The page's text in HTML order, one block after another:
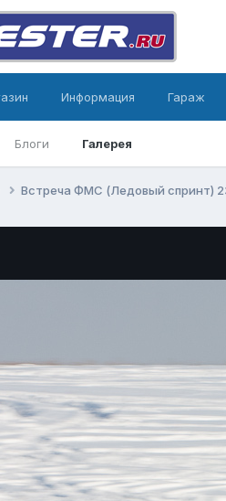
Блоги Галерея
Информация Гараж
Встреча ФМС (Ледовый спринт)